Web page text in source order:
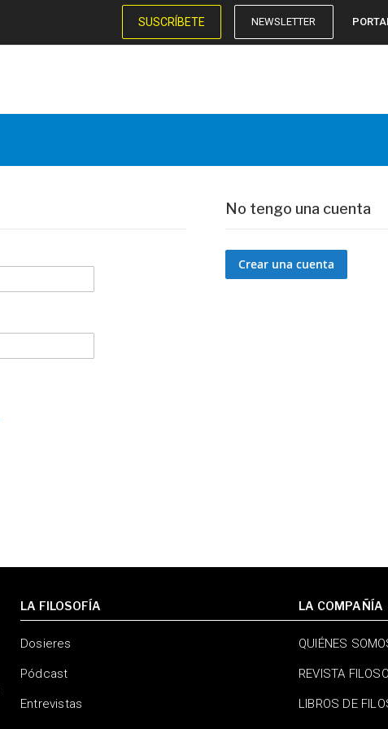
SUSCRÍBETE NEWSLETTER
No tengo una cuenta
Crear una cuenta
LA FILOSOFÍA
Dosieres
Pódcast
Entrevistas
LA COMPAÑÍA
QUIÉNES
REVISTA
LIBROS DE